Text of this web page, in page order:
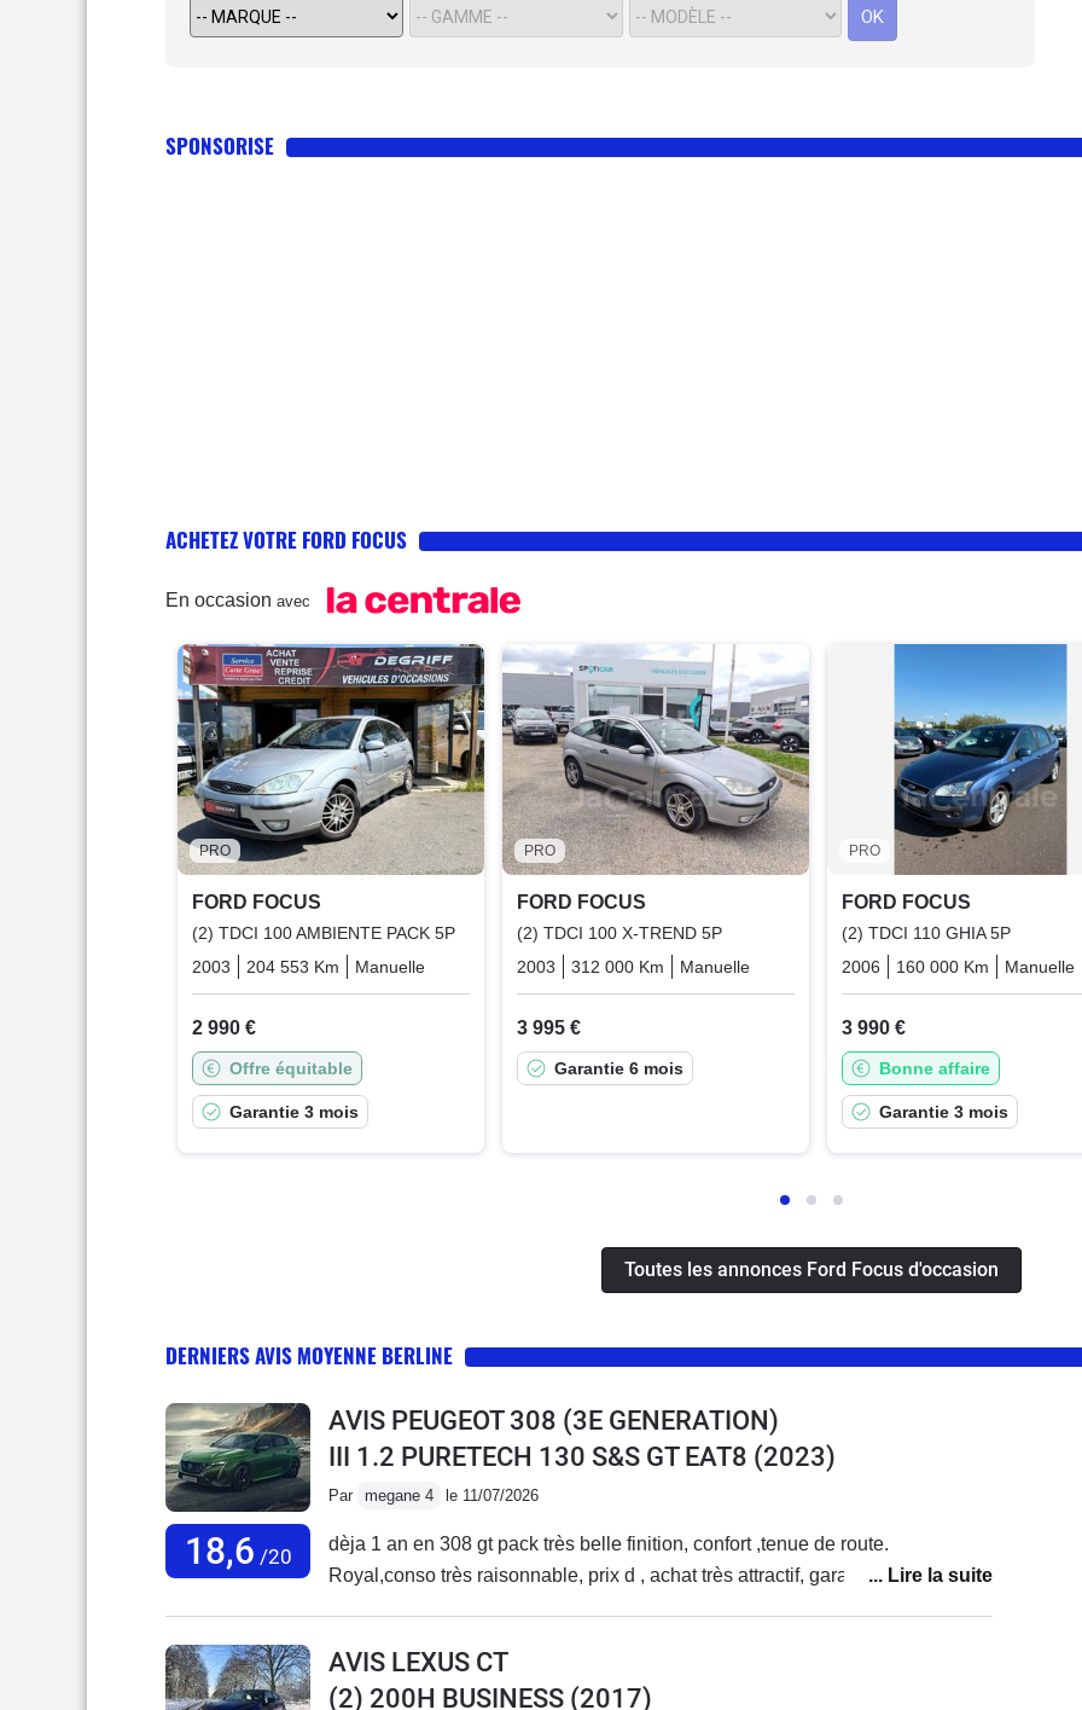
OK
SPONSORISE
ACHETEZ VOTRE FORD FOCUS
En occasion avec
PRO
FORD FOCUS
(2) TDCI 100 AMBIENTE PACK 5P
2003
204 553 Km Manuelle
2 990 €
Offre équitable
Garantie 3 mois
PRO
FORD FOCUS
(2) TDCI 100 X-TREND 5P
2003
312 000 Km Manuelle
3 995 €
Garantie 6 mois
PRO
FORD FOCUS
(2) TDCI 110 GHIA 5P
2006
160 000 Km Manuelle
3 990 €
Bonne affaire
Garantie 3 mois
Toutes les annonces Ford Focus d'occasion
DERNIERS AVIS MOYENNE BERLINE
18,6 /20
AVIS PEUGEOT 308 (3E GENERATION)
III 1.2 PURETECH 130 S&S GT EAT8 (2023)
Par megane 4 le 11/07/2026
dèja 1 an en 308 gt pack très belle finition, confort ,tenue de route.
Royal,conso très raisonnable, prix d , achat très attractif, garantie 10 ans
AVIS LEXUS CT
(2) 200H BUSINESS (2017)